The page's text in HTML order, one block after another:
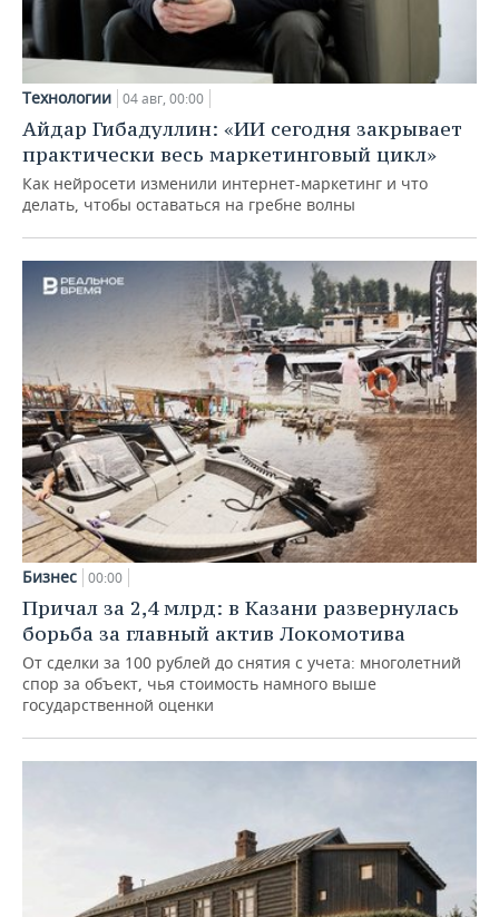
Технологии 04 авг, 00:00
Айдар Гибадуллин: «ИИ сегодня закрывает
практически весь маркетинговый цикл»
Как нейросети изменили интернет-маркетинг и что
делать, чтобы оставаться на гребне волны
Бизнес 00:00
Причал за 2,4 млрд: в Казани развернулась
борьба за главный актив Локомотива
От сделки за 100 рублей до снятия с учета: многолетний
спор за объект, чья стоимость намного выше
государственной оценки